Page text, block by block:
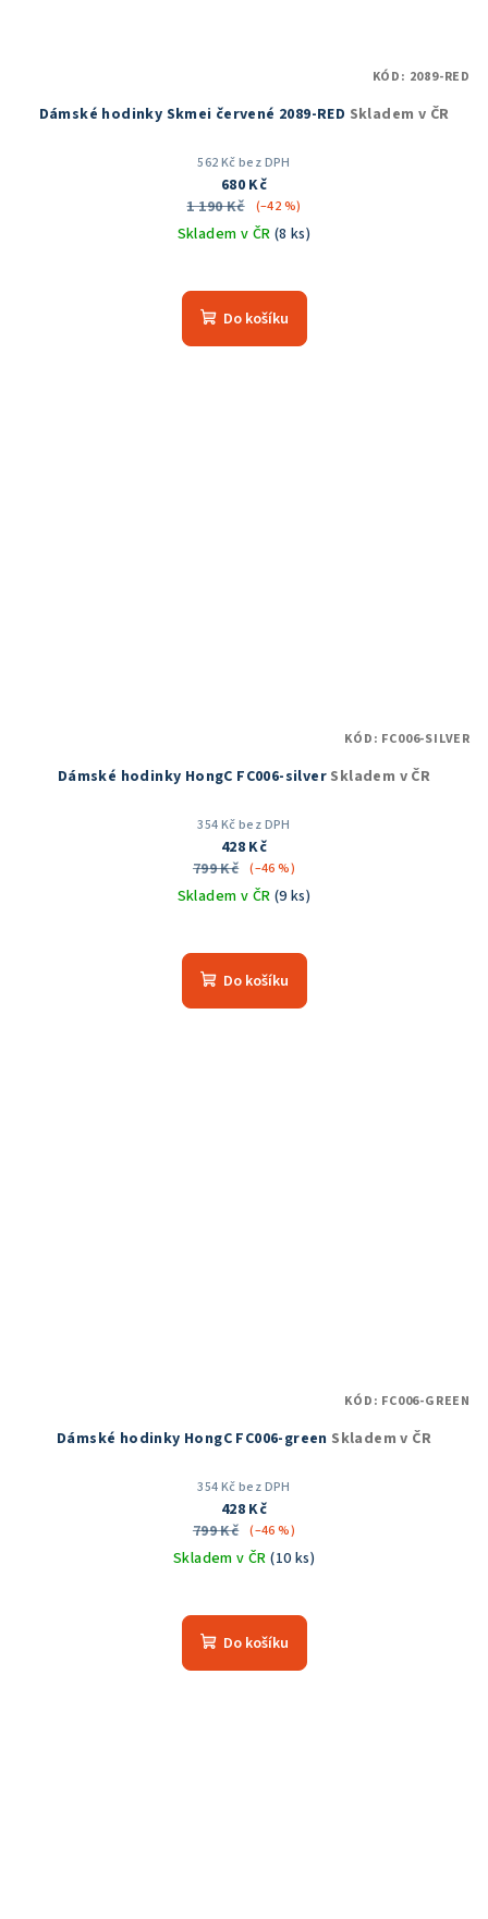
Dámské hodinky Skmei červené 2089-RED Skladem v ČR
562 Kč bez DPH
680 Kč
1 190 Kč
(–42 %)
Skladem v ČR (8 ks)
hodnocení
produktu
Do košíku
KÓD: 2089-RED
Dámské hodinky HongC FC006-silver Skladem v ČR
354 Kč bez DPH
428 Kč
799 Kč (–46 %)
Skladem v ČR (9 ks)
Do košíku
KÓD: FC006-SILVER
Dámské hodinky HongC FC006-green Skladem v ČR
354 Kč bez DPH
428 Kč
799 Kč (–46 %)
Skladem v ČR(10 ks)
Do košíku
KÓD: FC006-GREEN